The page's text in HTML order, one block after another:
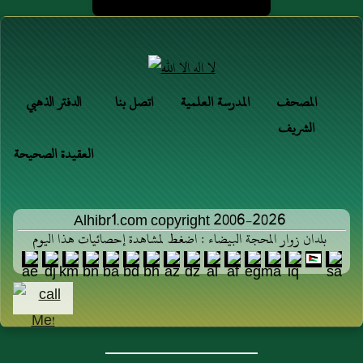
حين يقومُ من
الدفتر الذهبي اتصل بنا المدرسة العلمية
المصحف
الشريف
العقيدة الصحيحة
Alhibr1.com copyright 2006-2026
بلدان زوار المحجة البيضاء : اضغط لمشاهدة إحصائيات هذا اليوم